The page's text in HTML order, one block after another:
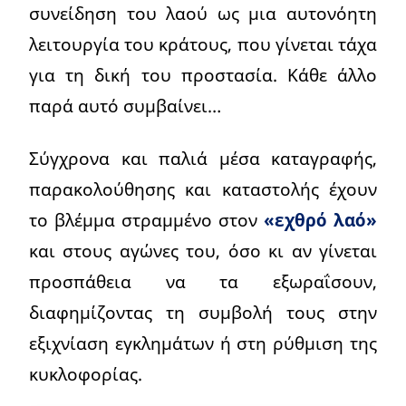
συνείδηση του λαού ως μια αυτονόητη
λειτουργία του κράτους, που γίνεται τάχα
για τη δική του προστασία. Κάθε άλλο
παρά αυτό συμβαίνει…
Σύγχρονα και παλιά μέσα καταγραφής,
παρακολούθησης και καταστολής έχουν
το βλέμμα στραμμένο στον «εχθρό λαό»
και στους αγώνες του, όσο κι αν γίνεται
προσπάθεια να τα εξωραΐσουν,
διαφημίζοντας τη συμβολή τους στην
εξιχνίαση εγκλημάτων ή στη ρύθμιση της
κυκλοφορίας.